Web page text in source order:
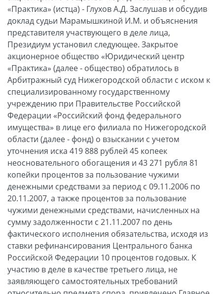
«Практика» (истца) - Глухов А.Д. Заслушав и обсудив
доклад судьи Марамышкиной И.М. и объяснения
представителя участвующего в деле лица,
Президиум установил следующее. Закрытое
акционерное общество «Юридический центр
«Практика» (далее - общество) обратилось в
Арбитражный суд Нижегородской области с иском к
специализированному государственному
учреждению при Правительстве Российской
Федерации «Российский фонд федерального
имущества» в лице его филиала по Нижегородской
области (далее - фонд) о взыскании с учетом
уточнения иска 419 888 рублей 45 копеек
неосновательного обогащения и 43 271 рубля 81
копейки процентов за пользование чужими
денежными средствами за период с 09.11.2006 по
20.11.2007, а также процентов за пользование
чужими денежными средствами, начисленных на
сумму задолженности с 21.11.2007 по день
фактического исполнения обязательства, исходя из
ставки рефинансирования Центрального банка
Российской Федерации 10 процентов годовых. К
участию в деле в качестве третьего лица, не
заявляющего самостоятельных требований